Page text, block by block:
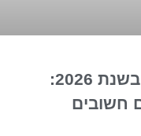
החלפת תיבת הילוכים בשנת 2026:
חשובים